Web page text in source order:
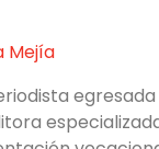
técnico y son clave
fortaleciendo su
con
artificial. Elegir
Mejía